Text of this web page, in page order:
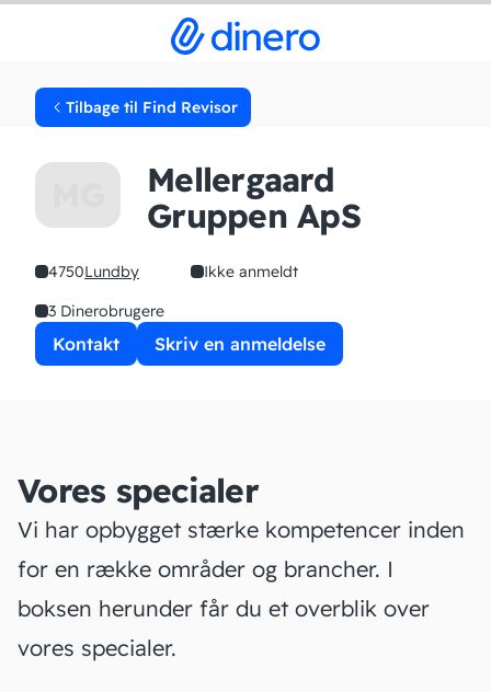
Tilbage til Find Revisor
Mellergaard
Gruppen ApS
4750Lundby
Ikke anmeldt
3 Dinerobrugere
Kontakt Skriv en anmeldelse
Vores specialer
Vi har opbygget stærke kompetencer inden
for en række områder og brancher. I
boksen herunder får du et overblik over
vores specialer.